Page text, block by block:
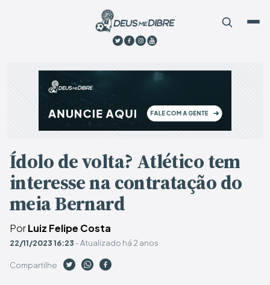
Ídolo de volta? Atlético tem
interesse na contratação do
meia Bernard
PorLuiz Felipe Costa
22/11/2023 16:23 - Atualizado há 2 anos
Compartilhe